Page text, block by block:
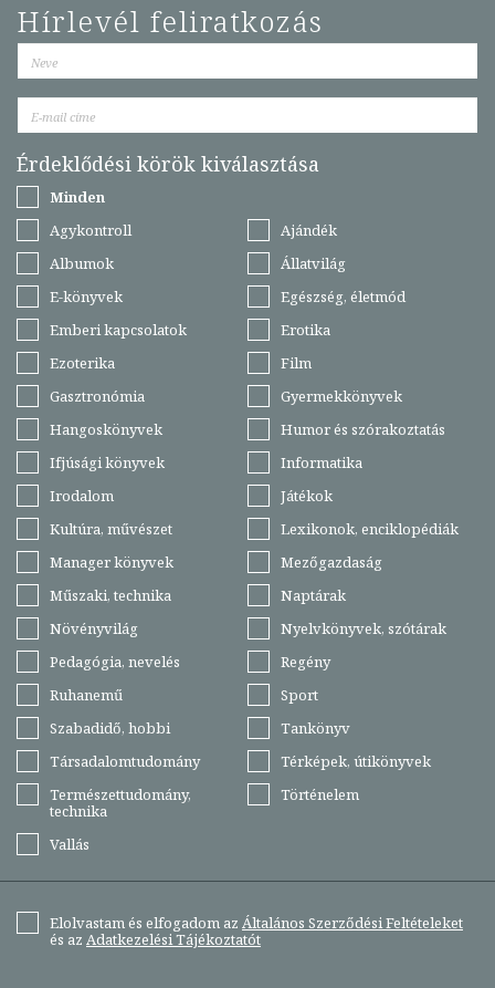
Hírlevél feliratkozás
Érdeklődési körök kiválasztása
Minden
Agykontroll
Ajándék
Albumok
Állatvilág
E-könyvek
Egészség, életmód
Emberi kapcsolatok
Erotika
Ezoterika
Film
Gasztronómia
Gyermekkönyvek
Hangoskönyvek
Humor és szórakoztatás
Ifjúsági könyvek
Informatika
Irodalom
Játékok
Kultúra, művészet
Lexikonok, enciklopédiák
Manager könyvek
Mezőgazdaság
Műszaki, technika
Naptárak
Növényvilág
Nyelvkönyvek, szótárak
Pedagógia, nevelés
Regény
Ruhanemű
Sport
Szabadidő, hobbi
Tankönyv
Társadalomtudomány
Térképek, útikönyvek
Természettudomány,
technika
Történelem
Vallás
Elolvastam és elfogadom az Általános Szerződési Feltételeket
és az Adatkezelési Tájékoztatót